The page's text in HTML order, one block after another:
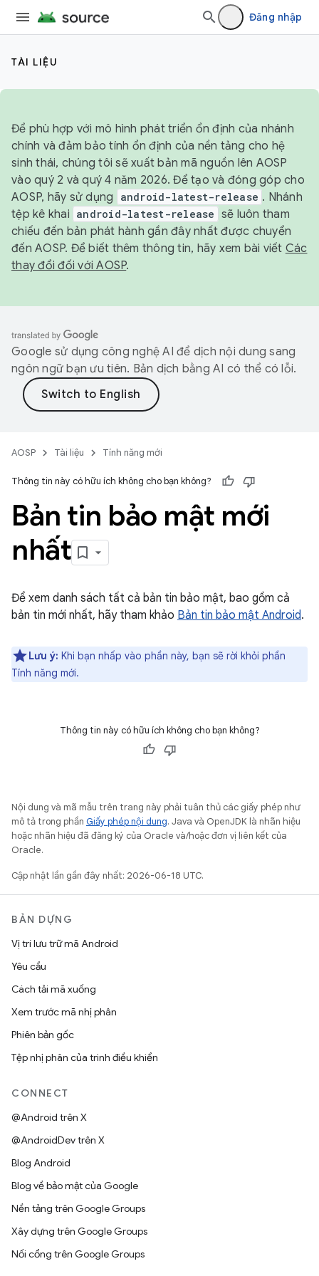
Đăng nhập
TÀI LIỆU
Để phù hợp với mô hình phát triển ổn định của nhánh
chính và đảm bảo tính ổn định của nền tảng cho hệ
sinh thái, chúng tôi sẽ xuất bản mã nguồn lên AOSP
vào quý 2 và quý 4 năm 2026. Để tạo và đóng góp cho
AOSP, hãy sử dụng
android-latest-release . Nhánh
tệp kê khai android-latest-release sẽ luôn tham
chiếu đến bản phát hành gần đây nhất được chuyển
đến AOSP. Để biết thêm thông tin, hãy xem bài viết Các
thay đổi đối với AOSP.
Google sử dụng công nghệ AI để dịch nội dung sang
ngôn ngữ bạn ưu tiên. Bản dịch bằng AI có thể có lỗi.
AOSP Tài liệu Tính năng mới
Thông tin này có hữu ích không cho bạn không?
Bản tin bảo mật mới
nhất
Để xem danh sách tất cả bản tin bảo mật, bao gồm cả
bản tin mới nhất, hãy tham khảo Bản tin bảo mật Android.
Lưu ý: Khi bạn nhấp vào phần này, bạn sẽ rời khỏi phần
Tính năng mới.
Thông tin này có hữu ích không cho bạn không?
Nội dung và mã mẫu trên trang này phải tuân thủ các giấy phép như
mô tả trong phần Giấy phép nội dung. Java và OpenJDK là nhãn hiệu
hoặc nhãn hiệu đã đăng ký của Oracle và/hoặc đơn vị liên kết của
Oracle.
Cập nhật lần gần đây nhất: 2026-06-18 UTC.
BẢN DỰNG
Vị trí lưu trữ mã Android
Yêu cầu
Cách tải mã xuống
Xem trước mã nhị phân
Phiên bản gốc
Tệp nhị phân của trình điều khiển
CONNECT
@Android trên X
@AndroidDev trên X
Blog Android
Blog về bảo mật của Google
Nền tảng trên Google Groups
Xây dựng trên Google Groups
Nối cổng trên Google Groups